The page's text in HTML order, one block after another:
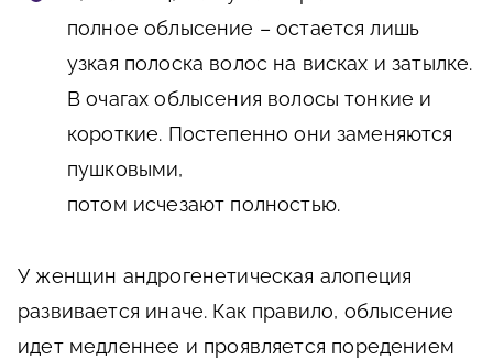
полное облысение – остается лишь
узкая полоска волос на висках и затылке.
В очагах облысения волосы тонкие и
короткие. Постепенно они заменяются
пушковыми,
потом исчезают полностью.
У женщин андрогенетическая алопеция
развивается иначе. Как правило, облысение
идет медленнее и проявляется поредением